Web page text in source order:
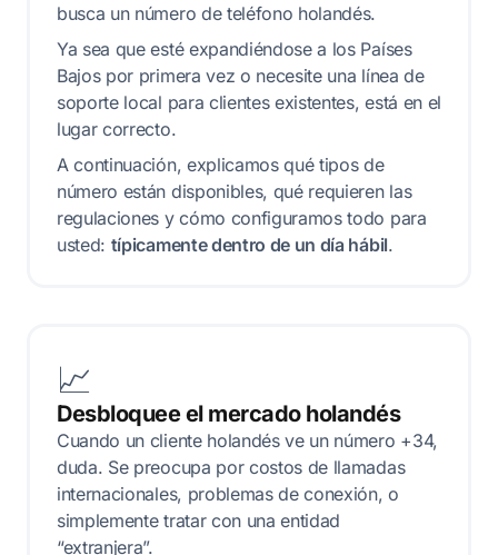
busca un número de teléfono holandés.
Ya sea que esté expandiéndose a los Países
Bajos por primera vez o necesite una línea de
soporte local para clientes existentes, está en el
lugar correcto.
A continuación, explicamos qué tipos de
número están disponibles, qué requieren las
regulaciones y cómo configuramos todo para
usted: típicamente dentro de un día hábil.
📈
Desbloquee el mercado holandés
Cuando un cliente holandés ve un número +34,
duda. Se preocupa por costos de llamadas
internacionales, problemas de conexión, o
simplemente tratar con una entidad
“extranjera”.